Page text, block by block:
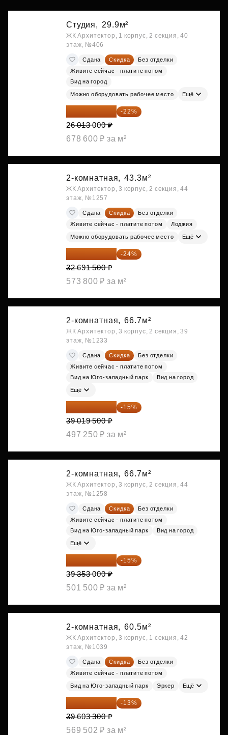
Студия, 29.9м²
ЖК Архитектор, 1 корпус, 2 секция, 40
этаж, №406
Сдана Скидка
Без отделки
Живите сейчас - платите потом
Вид на город
Можно оборудовать рабочее место Ещё
20 290 140 ₽ -22%
26 013 000 ₽
678 600 ₽ за м²
2-комнатная, 43.3м²
ЖК Архитектор, 3 корпус, 2 секция, 44
этаж, №1257
Сдана Скидка
Без отделки
Живите сейчас - платите потом
Лоджия
Можно оборудовать рабочее место Ещё
24 845 540 ₽ -24%
32 691 500 ₽
573 800 ₽ за м²
2-комнатная, 66.7м²
ЖК Архитектор, 3 корпус, 2 секция, 39
этаж, №1233
Сдана Скидка
Без отделки
Живите сейчас - платите потом
Вид на Юго-западный парк
Вид на город
Ещё
33 166 575 ₽ -15%
39 019 500 ₽
497 250 ₽ за м²
2-комнатная, 66.7м²
ЖК Архитектор, 3 корпус, 2 секция, 44
этаж, №1258
Сдана Скидка
Без отделки
Живите сейчас - платите потом
Вид на Юго-западный парк
Вид на город
Ещё
33 450 050 ₽ -15%
39 353 000 ₽
501 500 ₽ за м²
2-комнатная, 60.5м²
ЖК Архитектор, 3 корпус, 1 секция, 42
этаж, №1039
Сдана Скидка
Без отделки
Живите сейчас - платите потом
Вид на Юго-западный парк Эркер Ещё
34 454 871 ₽ -13%
39 603 300 ₽
569 502 ₽ за м²